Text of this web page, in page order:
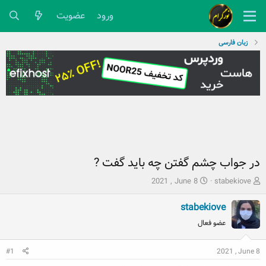
ورود عضویت
زبان فارسی
در جواب چشم گفتن چه باید گفت ?
ش
و
ع
ک
ن
ن
stabekiove
ت
ر
خ
ش
2021 , June 8
stabekiove
عضو فعال
2021 , June 8
#1